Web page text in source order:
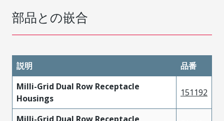
部品との嵌合
説明
品番
Milli-Grid Dual Row Receptacle
Housings
151192
Milli-Grid Dual Row Receptacle